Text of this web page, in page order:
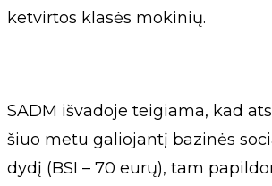
ketvirtos klasės mokinių.
SADM išvadoje teigiama, kad
šiuo metu galiojantį bazinės
dydį (BSI – 70 eurų), tam